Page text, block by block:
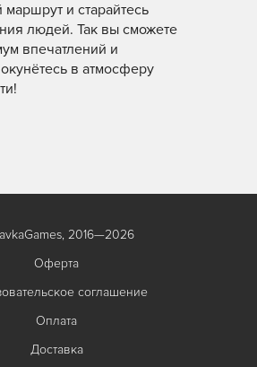
маршрут и старайтесь
людей. Так вы сможете
впечатлений и
в атмосферу
2016—2026
Оферта
соглашение
Оплата
Доставка